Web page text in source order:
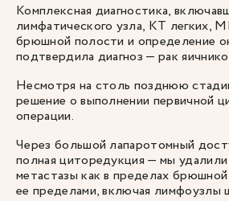
Комплексная диагностика,
лимфатического узла, КТ легких,
брюшной полости и определение
подтвердила диагноз — рак
Несмотря на столь позднюю
решение о выполнении первичной
операции.
Через большой лапаротомный
полная циторедукция — мы
метастазы как в пределах
ее пределами, включая лимфоузлы